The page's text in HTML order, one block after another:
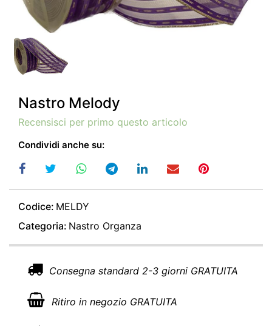
Nastro Melody
Recensisci per primo questo articolo
Condividi anche su:
Codice: MELDY
Categoria: Nastro Organza
Consegna standard 2-3 giorni GRATUITA
Ritiro in negozio GRATUITA